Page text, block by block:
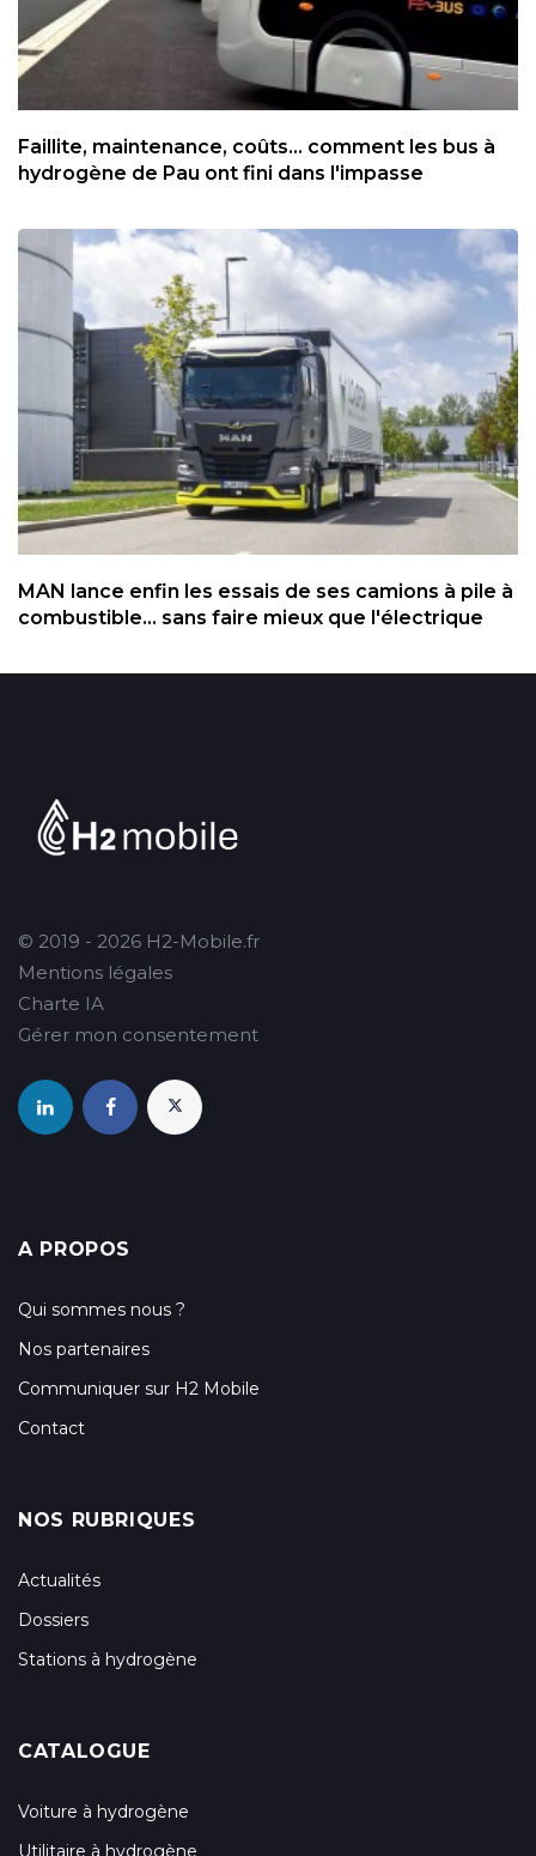
Faillite, maintenance, coûts... comment les bus à
hydrogène de Pau ont fini dans l'impasse
MAN lance enfin les essais de ses camions à pile à
combustible... sans faire mieux que l'électrique
© 2019 - 2026 H2-Mobile.fr
Mentions légales
Charte IA
Gérer mon consentement
A PROPOS
Qui sommes nous ?
Nos partenaires
Communiquer sur H2 Mobile
Contact
NOS RUBRIQUES
Actualités
Dossiers
Stations à hydrogène
CATALOGUE
Voiture à hydrogène
Utilitaire à hydrogène